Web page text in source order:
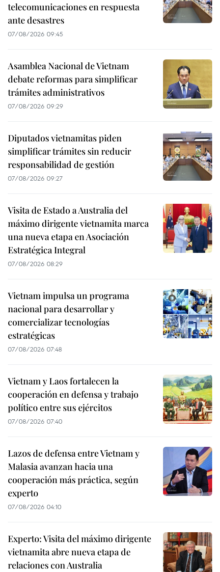
telecomunicaciones en respuesta
ante desastres
07/08/2026 09:45
Asamblea Nacional de Vietnam
debate reformas para simplificar
trámites administrativos
07/08/2026 09:29
Diputados vietnamitas piden
simplificar trámites sin reducir
responsabilidad de gestión
07/08/2026 09:27
Visita de Estado a Australia del
máximo dirigente vietnamita marca
una nueva etapa en Asociación
Estratégica Integral
07/08/2026 08:29
Vietnam impulsa un programa
nacional para desarrollar y
comercializar tecnologías
estratégicas
07/08/2026 07:48
Vietnam y Laos fortalecen la
cooperación en defensa y trabajo
político entre sus ejércitos
07/08/2026 07:40
Lazos de defensa entre Vietnam y
Malasia avanzan hacia una
cooperación más práctica, según
experto
07/08/2026 04:10
Experto: Visita del máximo dirigente
vietnamita abre nueva etapa de
relaciones con Australia